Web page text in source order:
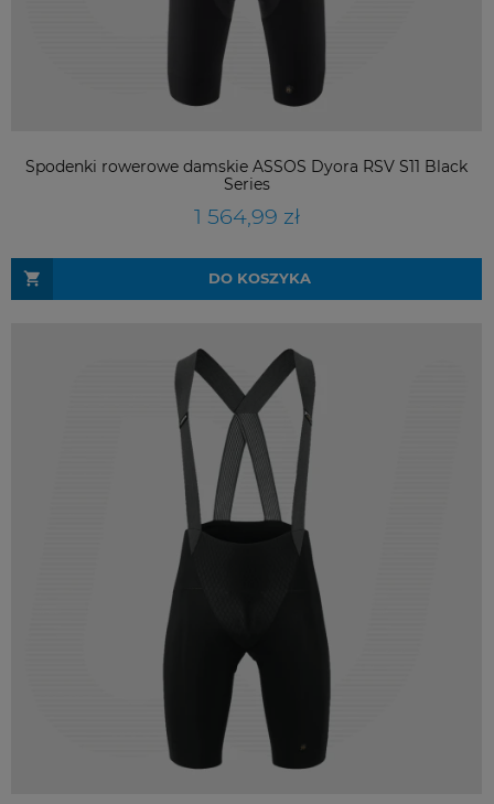
Spodenki rowerowe damskie ASSOS Dyora RSV S11 Black
Series
1 564,99 zł
DO KOSZYKA